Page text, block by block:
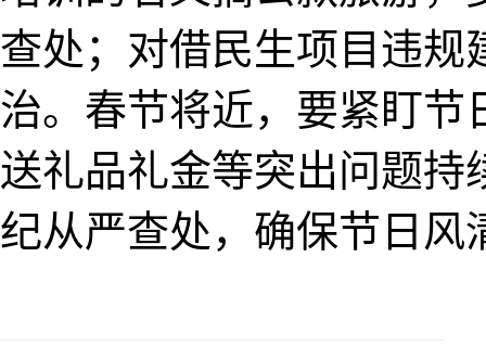
查处；对借民生项目违规
治。春节将近，要紧盯节
送礼品礼金等突出问题
纪从严查处，确保节日风